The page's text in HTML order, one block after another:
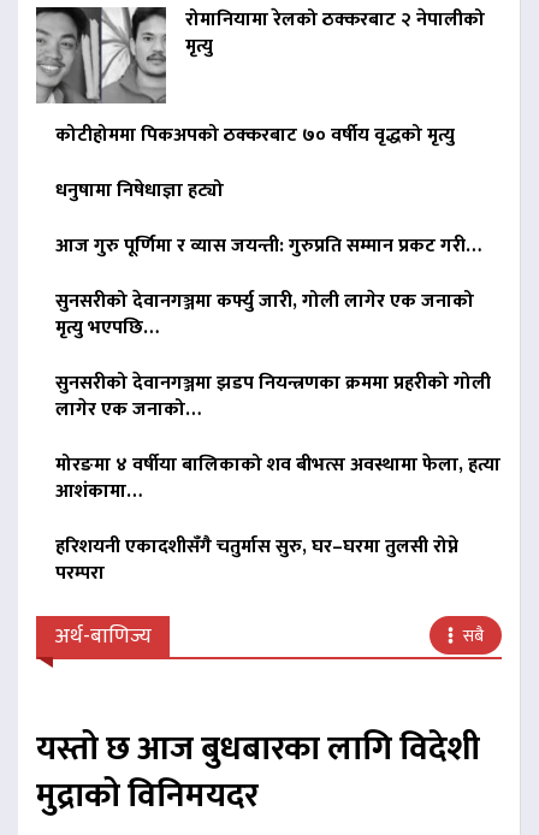
रोमानियामा रेलको ठक्करबाट २ नेपालीको
मृत्यु
कोटीहोममा पिकअपको ठक्करबाट ७० वर्षीय वृद्धको मृत्यु
धनुषामा निषेधाज्ञा हट्यो
आज गुरु पूर्णिमा र व्यास जयन्ती: गुरुप्रति सम्मान प्रकट गरी…
सुनसरीको देवानगञ्जमा कर्फ्यु जारी, गोली लागेर एक जनाको
मृत्यु भएपछि…
सुनसरीको देवानगञ्जमा झडप नियन्त्रणका क्रममा प्रहरीको गोली
लागेर एक जनाको…
मोरङमा ४ वर्षीया बालिकाको शव बीभत्स अवस्थामा फेला, हत्या
आशंकामा…
हरिशयनी एकादशीसँगै चतुर्मास सुरु, घर–घरमा तुलसी रोप्ने
परम्परा
अर्थ-बाणिज्य सबै
यस्तो छ आज बुधबारका लागि विदेशी
मुद्राको विनिमयदर